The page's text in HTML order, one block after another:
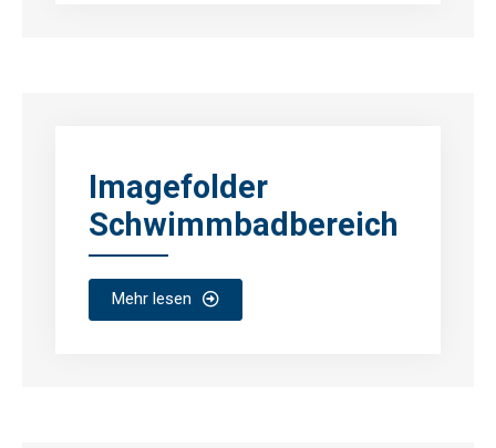
Imagefolder
Schwimmbadbereich
Mehr lesen